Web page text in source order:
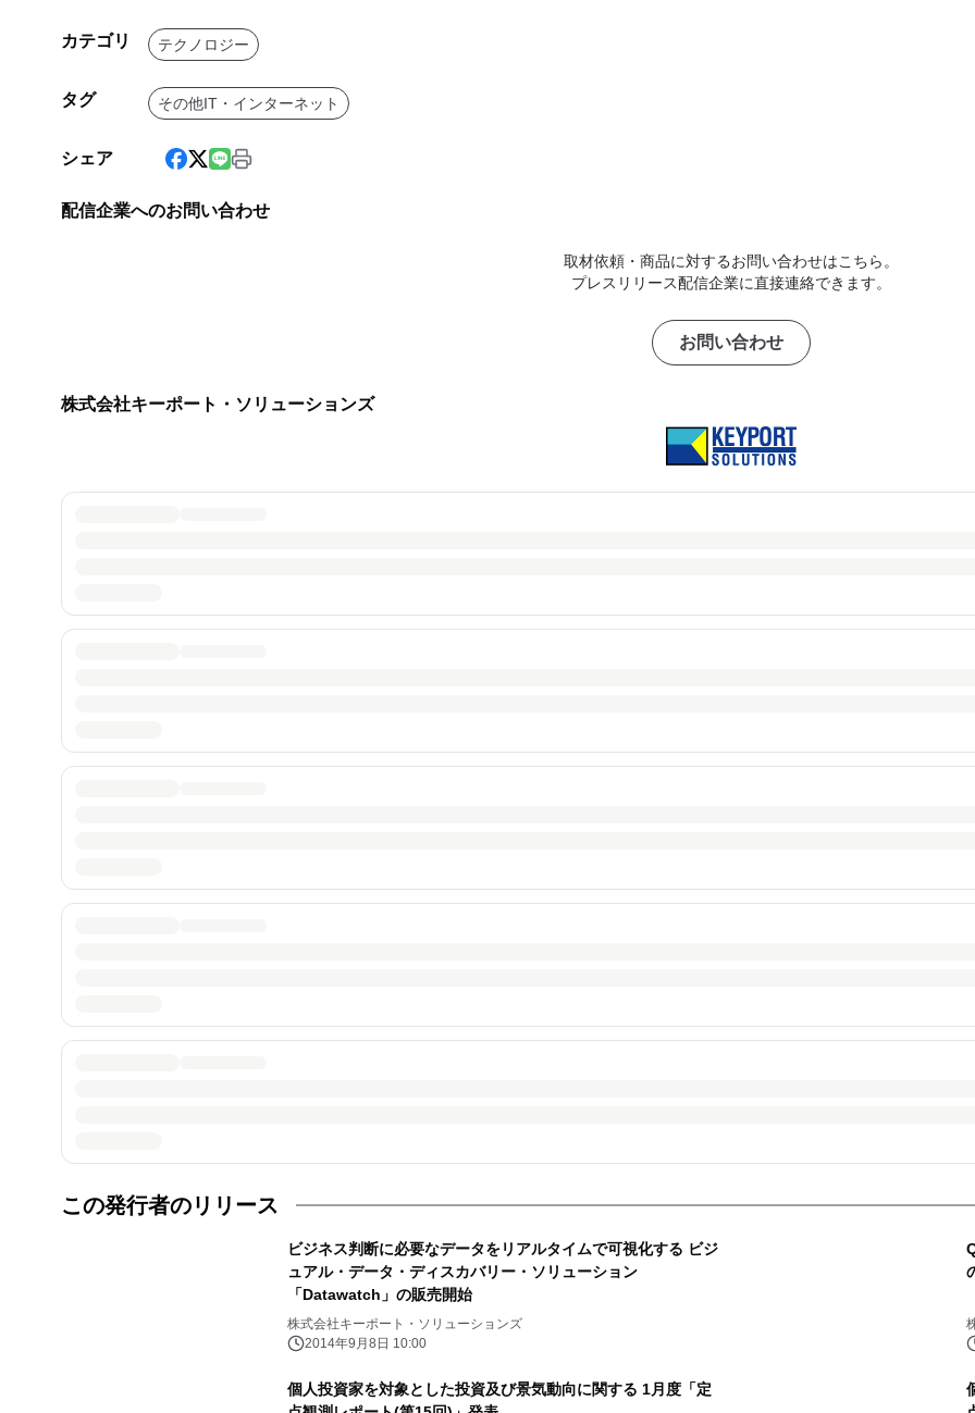
カテゴリ テクノロジー
タグ その他IT・インターネット
シェア
配信企業へのお問い合わせ
取材依頼・商品に対するお問い合わせはこちら。
プレスリリース配信企業に直接連絡できます。
お問い合わせ
株式会社キーポート・ソリューションズ
この発行者のリリース
ビジネス判断に必要なデータをリアルタイムで可視化する ビジ
ュアル・データ・ディスカバリー・ソリューション
「Datawatch」の販売開始
株式会社キーポート・ソリューションズ
2014年9月8日 10:00
個人投資家を対象とした投資及び景気動向に関する 1月度「定